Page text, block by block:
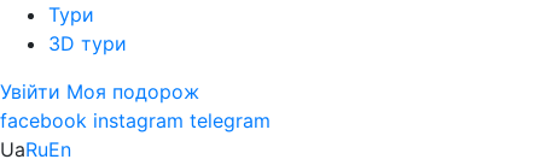
Тури
3D тури
Увійти Моя подорож
facebook instagram telegram
UaRuEn